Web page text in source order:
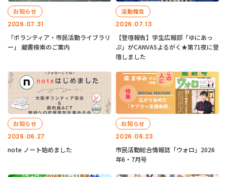
2026.07.31
お知らせ
「ボランティア・市民活動ライブラリ
ー」 蔵書検索のご案内
2026.07.13
活動報告
【登壇報告】学生広報部「ゆにあっ
ぷ」がCANVASよるがく★第71夜に登
壇しました
2026.06.27
お知らせ
note ノート始めました
2026.06.23
お知らせ
市民活動総合情報誌「ウォロ」2026
年6・7月号